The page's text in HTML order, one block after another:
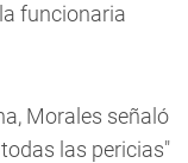
funcionaria
Morales señaló
las pericias"